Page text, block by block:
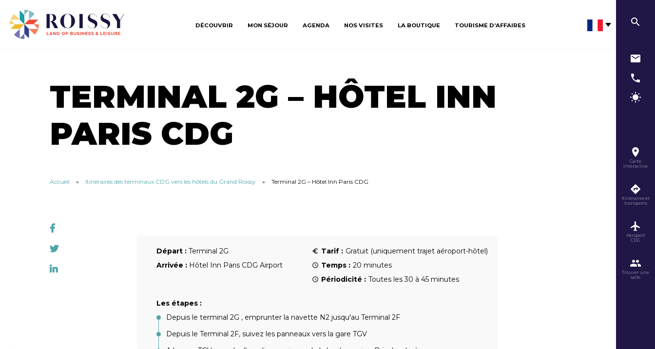
Carte
interactive
Itinéraires et
transports
Aéroport
CDG
Trouver une
salle
DÉCOUVRIR MON SÉJOUR AGENDA NOS VISITES LA BOUTIQUE TOURISME D’AFFAIRES
TERMINAL 2G – HÔTEL INN
PARIS CDG
Accueil » Itinéraires des terminaux CDG vers les hôtels du Grand Roissy » Terminal 2G – Hôtel Inn Paris CDG
Départ : Terminal 2G
Arrivée : Hôtel Inn Paris CDG Airport
Tarif : Gratuit (uniquement trajet aéroport-hôtel)
Temps : 20 minutes
Périodicité : Toutes les 30 à 45 minutes
Les étapes :
Depuis le terminal 2G , emprunter la navette N2 jusqu'au Terminal 2F
Depuis le Terminal 2F, suivez les panneaux vers la gare TGV